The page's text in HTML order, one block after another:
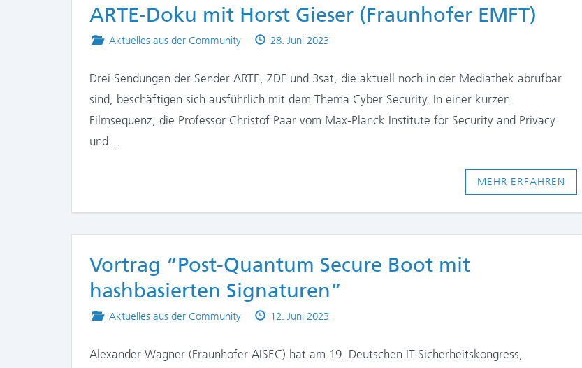
ARTE-Doku mit Horst Gieser (Fraunhofer EMFT)
Posted
Aktuelles aus der Community
Published
28. Juni 2023
Drei Sendungen der Sender ARTE, ZDF und 3sat, die aktuell noch in der Mediathek abrufbar
sind, beschäftigen sich ausführlich mit dem Thema Cyber Security. In einer kurzen
Filmsequenz, die Professor Christof Paar vom Max-Planck Institute for Security and Privacy
und…
MEHR ERFAHREN
Vortrag “Post-Quantum Secure Boot mit
hashbasierten Signaturen”
Posted
Aktuelles aus der Community
Published
12. Juni 2023
Alexander Wagner (Fraunhofer AISEC) hat am 19. Deutschen IT-Sicherheitskongress,